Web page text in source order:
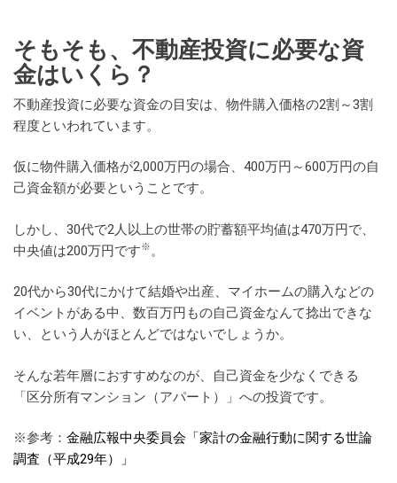
そもそも、不動産投資に必要な資
金はいくら？
不動産投資に必要な資金の目安は、物件購入価格の2割～3割
程度といわれています。
仮に物件購入価格が2,000万円の場合、400万円～600万円の自
己資金額が必要ということです。
しかし、30代で2人以上の世帯の貯蓄額平均値は470万円で、
中央値は200万円です※。
20代から30代にかけて結婚や出産、マイホームの購入などの
イベントがある中、数百万円もの自己資金なんて捻出できな
い、という人がほとんどではないでしょうか。
そんな若年層におすすめなのが、自己資金を少なくできる
「区分所有マンション（アパート）」への投資です。
※参考： 金融広報中央委員会「家計の金融行動に関する世論
調査（平成29年）」